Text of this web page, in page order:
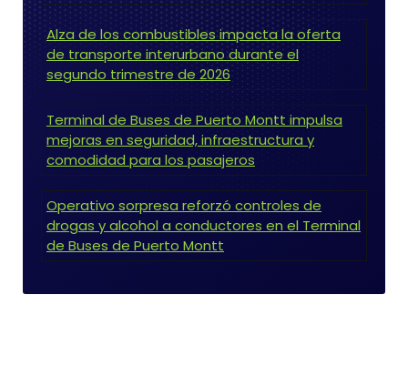
Alza de los combustibles impacta la oferta
de transporte interurbano durante el
segundo trimestre de 2026
Terminal de Buses de Puerto Montt impulsa
mejoras en seguridad, infraestructura y
comodidad para los pasajeros
Operativo sorpresa reforzó controles de
drogas y alcohol a conductores en el Terminal
de Buses de Puerto Montt